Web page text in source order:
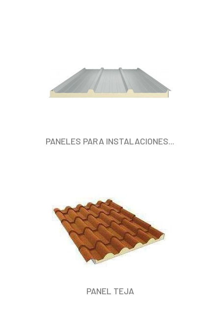
PANELES PARA INSTALACIONES...
PANEL TEJA